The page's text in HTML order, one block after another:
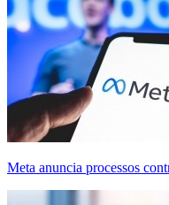
Meta anuncia processos